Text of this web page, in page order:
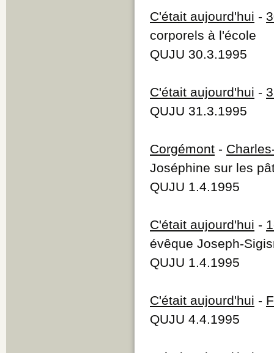
C'était aujourd'hui -
corporels à l'école
QUJU 30.3.1995
C'était aujourd'hui -
QUJU 31.3.1995
Corgémont -
Joséphine sur les
QUJU 1.4.1995
C'était aujourd'hui -
évêque Joseph-
QUJU 1.4.1995
C'était aujourd'hui -
QUJU 4.4.1995